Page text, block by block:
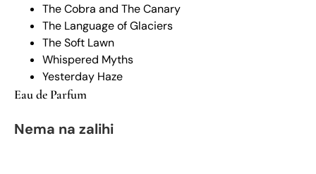
The Cobra and The Canary
The Language of Glaciers
The Soft Lawn
Whispered Myths
Yesterday Haze
Eau de Parfum
Nema na zalihi